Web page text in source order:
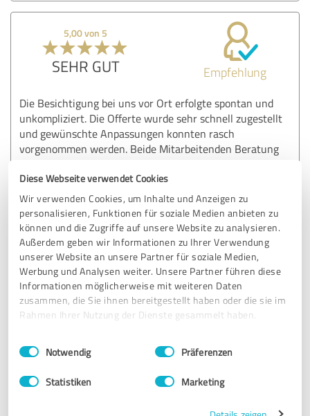
Diese Webseite verwendet Cookies
Wir verwenden Cookies, um Inhalte und Anzeigen zu
personalisieren, Funktionen für soziale Medien anbieten zu
können und die Zugriffe auf unsere Website zu analysieren.
Außerdem geben wir Informationen zu Ihrer Verwendung
unserer Website an unsere Partner für soziale Medien,
Werbung und Analysen weiter. Unsere Partner führen diese
Informationen möglicherweise mit weiteren Daten
zusammen, die Sie ihnen bereitgestellt haben oder die sie im
Rahmen Ihrer Nutzung der Dienste gesammelt haben.
Impressum Datenschutzbestimmungen
Einwilligungsauswahl
Notwendig Präferenzen
Statistiken Marketing
5,00 von 5
SEHR GUT Empfehlung
Die Besichtigung bei uns vor Ort erfolgte spontan und
unkompliziert. Die Offerte wurde sehr schnell zugestellt
und gewünschte Anpassungen konnten rasch
vorgenommen werden. Beide Mitarbeitenden Beratung
Während der Montage waren wir in den Ferien. Der
vereinbarte Termin wurde pünktlich eingehalten und die
Arbeiten wurden sehr sauber, sorgfältig und speditiv
ausgeführt.
Wir sind von Anfang bis Schluss mit dem gesamten Ablauf,
der Ausführung der Arbeiten sowie der Qualität der
Fliegengitter sehr zufrieden und können die Firma
weiterempfehlen.
Erfahrungsbericht & Bewertung zu:
Rutschmann AG